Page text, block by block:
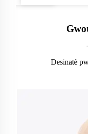
Desinatè